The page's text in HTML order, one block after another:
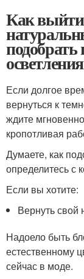
Как
подобрать
осветления
Если долгое
вернуться к
ждите
кропотливая
Думаете, как
определитесь с
Если вы хотите:
Вернуть свой
Надоело быть
естественному
сейчас в моде.